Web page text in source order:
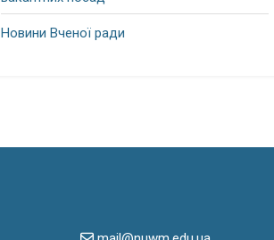
Новини Вченої ради